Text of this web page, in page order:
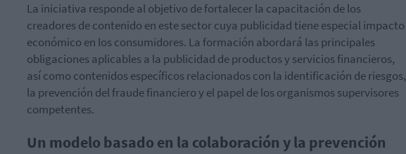
La iniciativa responde al objetivo de fortalecer la capacitación de los
creadores de contenido en este sector cuya publicidad tiene especial impacto
económico en los consumidores. La formación abordará las principales
obligaciones aplicables a la publicidad de productos y servicios financieros,
así como contenidos específicos relacionados con la identificación de riesgos,
la prevención del fraude financiero y el papel de los organismos supervisores
competentes.
Un modelo basado en la colaboración y la prevención